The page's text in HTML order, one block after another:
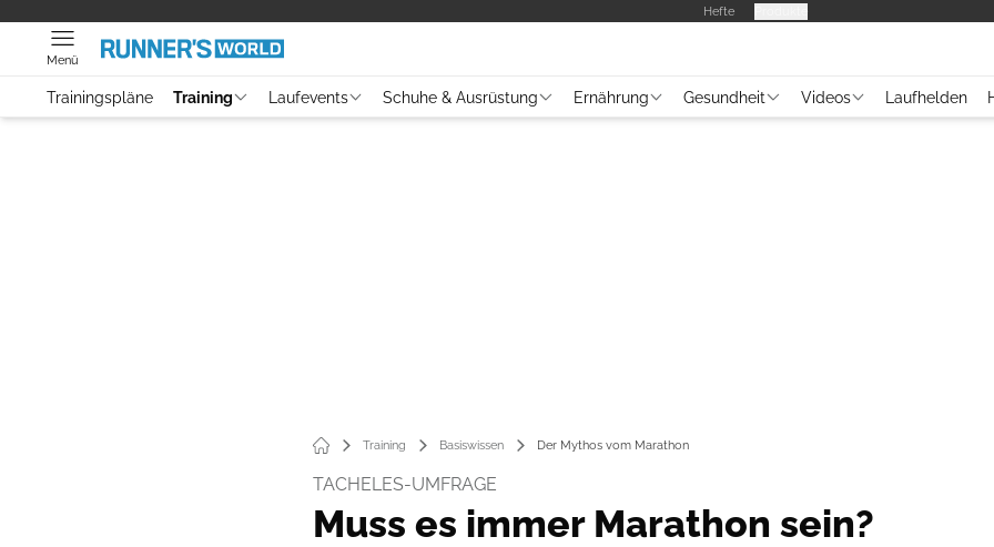
Hefte
Menü
Trainingspläne Training Laufevents Schuhe & Ausrüstung Ernährung Gesundheit Videos Laufhelden
Training Basiswissen Der Mythos vom Marathon
TACHELES-UMFRAGE
Muss es immer Marathon sein?